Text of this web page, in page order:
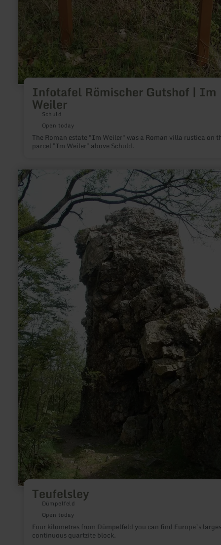
Infotafel Römischer Gutshof | Im
Weiler
Schuld
Open today
The Roman estate "Im Weiler" was a Roman villa rustica on
parcel "Im Weiler" above Schuld.
Teufelsley
Dümpelfeld
Open today
Four kilometres from Dümpelfeld you can find Europe’s
continuous quartzite block.
learn
more
about:
Teufelsley